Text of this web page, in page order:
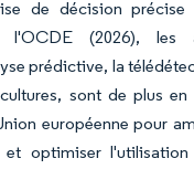
de décision
l'OCDE (2026), les
prédictive, la
sont de plus en
européenne pour
et optimiser